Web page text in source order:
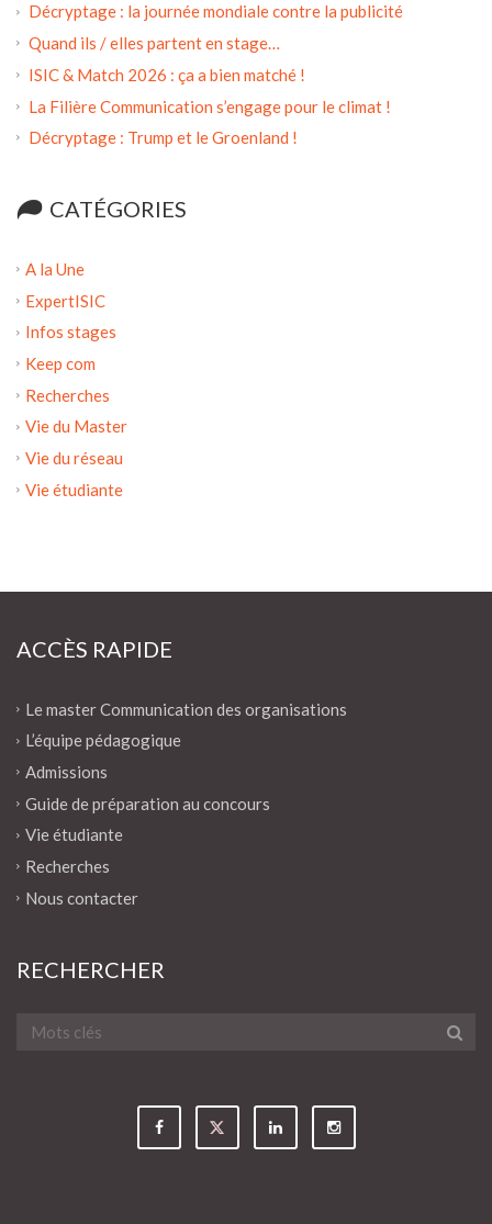
Décryptage : la journée mondiale contre la publicité
Quand ils / elles partent en stage…
ISIC & Match 2026 : ça a bien matché !
La Filière Communication s’engage pour le climat !
Décryptage : Trump et le Groenland !
CATÉGORIES
A la Une
ExpertISIC
Infos stages
Keep com
Recherches
Vie du Master
Vie du réseau
Vie étudiante
ACCÈS RAPIDE
Le master Communication des organisations
L’équipe pédagogique
Admissions
Guide de préparation au concours
Vie étudiante
Recherches
Nous contacter
RECHERCHER